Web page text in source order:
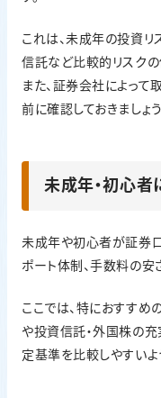
これは、未成年の投資リ
信託など比較的リスク
また、証券会社によっ
前に確認しておきましょう
未成年・初心者
未成年や初心者が証券
ポート体制、手数料の安
ここでは、特におすすめ
や投資信託・外国株の充
定基準を比較しやすいよ